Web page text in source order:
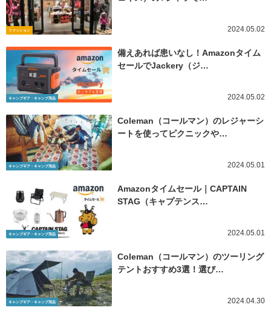
ファッション 2024.05.02
キャンプギア・キャンプ用品
備えあれば患いなし！Amazonタイム
セールでJackery（ジ…
2024.05.02
キャンプギア・キャンプ用品
Coleman（コールマン）のレジャーシ
ートを使ってピクニックや…
2024.05.01
キャンプギア・キャンプ用品
Amazonタイムセール｜CAPTAIN
STAG（キャプテンス…
2024.05.01
キャンプギア・キャンプ用品
Coleman（コールマン）のツーリング
テントおすすめ3選！選び…
2024.04.30